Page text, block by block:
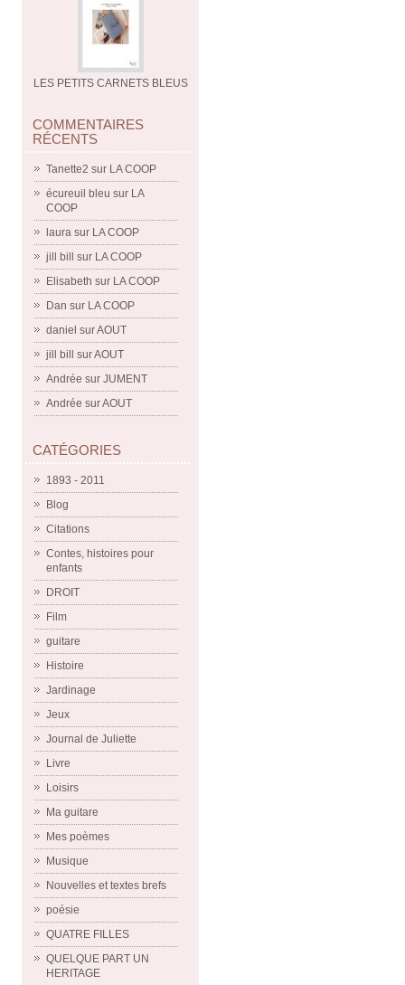
LES PETITS CARNETS BLEUS
COMMENTAIRES
RÉCENTS
Tanette2 sur LA COOP
écureuil bleu sur LA
COOP
laura sur LA COOP
jill bill
sur LA COOP
Elisabeth sur LA COOP
Dan sur LA COOP
daniel surAOUT
jill bill
surAOUT
Andrée sur JUMENT
Andrée surAOUT
CATÉGORIES
1893 - 2011
Blog
Citations
Contes, histoires pour
enfants
DROIT
Film
guitare
Histoire
Jardinage
Jeux
Journal de Juliette
Livre
Loisirs
Ma guitare
Mes poèmes
Musique
Nouvelles et textes brefs
poésie
QUATRE FILLES
QUELQUE PART UN
HERITAGE